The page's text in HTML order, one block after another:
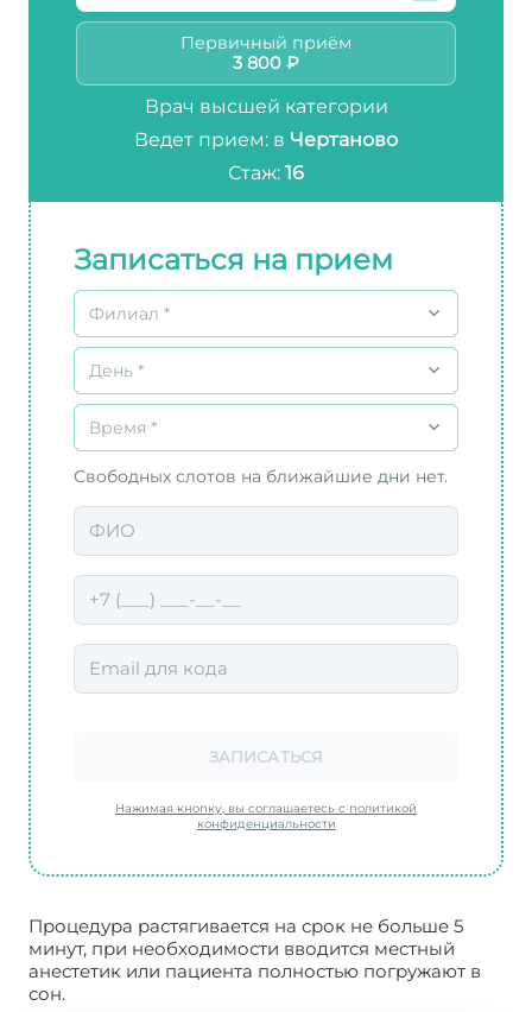
Первичный приём
3 800 ₽
Врач высшей категории
Ведет прием: в Чертаново
Стаж: 16
Записаться на прием
Филиал *
День *
Время *
Свободных слотов на ближайшие дни нет.
ЗАПИСАТЬСЯ
Нажимая кнопку, вы соглашаетесь с политикой
конфиденциальности
Процедура растягивается на срок не больше 5
минут, при необходимости вводится местный
анестетик или пациента полностью погружают в
сон.